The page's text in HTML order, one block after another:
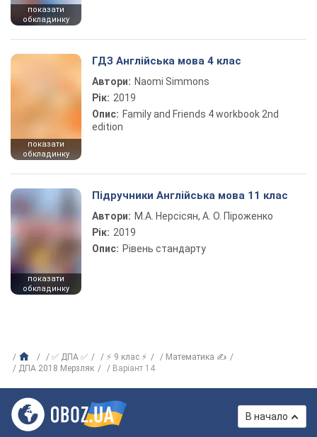
показати
обкладинку
показати
обкладинку
ГДЗ Англійська мова 4 клас
Автори: Naomi Simmons
Рік: 2019
Опис: Family and Friends 4 workbook 2nd
edition
показати
обкладинку
Підручники Англійська мова 11 клас
Автори: М.А. Нерсісян, А. О. Піроженко
Рік: 2019
Опис: Рівень стандарту
✅ ДПА ✅ ⚡ 9 клас ⚡
Математика ✍
ДПА 2018 Мерзляк
Варіант 14
В начало